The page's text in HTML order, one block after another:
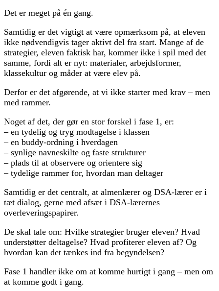
Det er meget på én gang.
Samtidig er det vigtigt at være opmærksom på, at eleven
ikke nødvendigvis tager aktivt del fra start. Mange af de
strategier, eleven faktisk har, kommer ikke i spil med det
samme, fordi alt er nyt: materialer, arbejdsformer,
klassekultur og måder at være elev på.
Derfor er det afgørende, at vi ikke starter med krav – men
med rammer.
Noget af det, der gør en stor forskel i fase 1, er:
– en tydelig og tryg modtagelse i klassen
– en buddy-ordning i hverdagen
– synlige navneskilte og faste strukturer
– plads til at observere og orientere sig
– tydelige rammer for, hvordan man deltager
Samtidig er det centralt, at almenlærer og DSA-lærer er i
tæt dialog, gerne med afsæt i DSA-lærernes
overleveringspapirer.
De skal tale om: Hvilke strategier bruger eleven? Hvad
understøtter deltagelse? Hvad profiterer eleven af? Og
hvordan kan det tænkes ind fra begyndelsen?
Fase 1 handler ikke om at komme hurtigt i gang – men om
at komme godt i gang.